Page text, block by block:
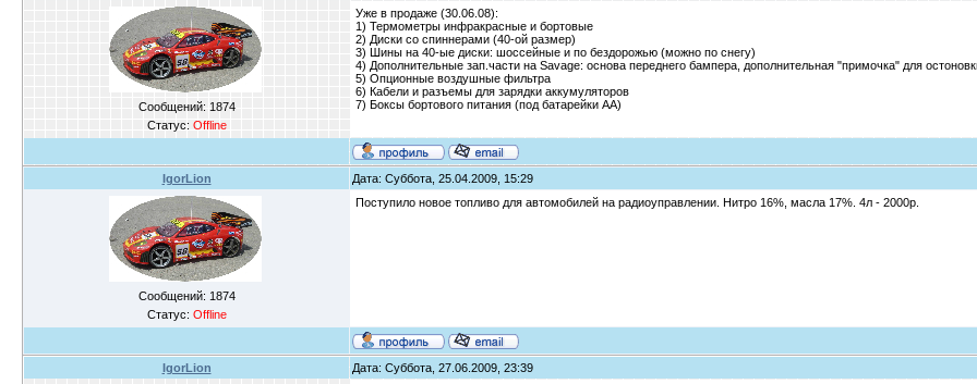
Сообщений: 1874
Статус: Offline
Уже в продаже (30.06.08):
1) Термометры инфракрасные и бортовые
2) Диски со спиннерами (40-ой размер)
3) Шины на 40-ые диски: шоссейные и по бездорожью (можно по снегу)
4) Дополнительные зап.части на Savage: основа переднего бампера, дополнительная "примочка" для
5) Опционные воздушные фильтра
6) Кабели и разъемы для зарядки аккумуляторов
7) Боксы бортового питания (под батарейки АА)
IgorLion Дата: Суббота, 25.04.2009, 15:29
Сообщений: 1874
Статус: Offline
Поступило новое топливо для автомобилей на радиоуправлении. Нитро 16%, масла 17%. 4л - 2000р.
IgorLion Дата: Суббота, 27.06.2009, 23:39